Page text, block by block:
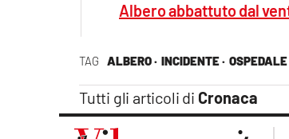
TAG ALBERO · INCIDENTE · OSPEDALE
Tutti gli articoli di Cronaca
Albero abbattuto dal